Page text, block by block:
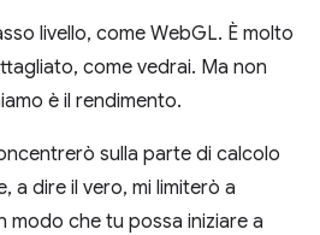
livello, come WebGL. È molto
come vedrai. Ma non
è il rendimento.
sulla parte di calcolo
a dire il vero, mi limiterò a
modo che tu possa iniziare a